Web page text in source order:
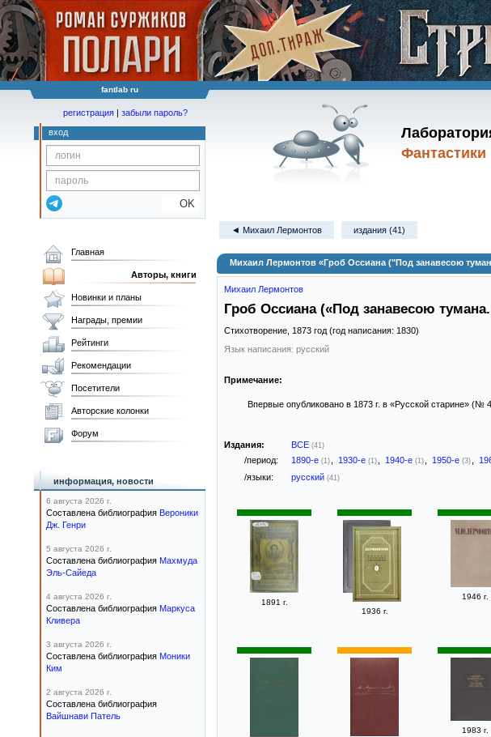
fantlab ru
Фантастики
регистрация | забыли пароль?
вход
OK
◄ Михаил Лермонтов издания (41)
Михаил Лермонтов «Гроб Оссиана ("Под занавесою
Михаил Лермонтов
Гроб Оссиана («Под занавесою
Стихотворение, 1873 год (год написания: 1830)
Язык написания: русский
Примечание:
Впервые опубликовано в 1873 г. в «Русской старине» (№
Издания: ВСЕ (41)
/период: 1890-е (1) 1930-е (1) 1940-е (1) 1950-е (3)
/языки: русский (41)
1891 г.
1936 г.
1946 г.
1983 г.
Главная
Авторы, книги
Новинки и планы
Награды, премии
Рейтинги
Рекомендации
Посетители
Авторские колонки
Форум
информация, новости
6 августа 2026 г.
Составлена библиография Вероники
Дж. Генри
5 августа 2026 г.
Составлена библиография Махмуда
Эль-Сайеда
4 августа 2026 г.
Составлена библиография Маркуса
Кливера
3 августа 2026 г.
Составлена библиография Моники
Ким
2 августа 2026 г.
Составлена библиография
Вайшнави Патель